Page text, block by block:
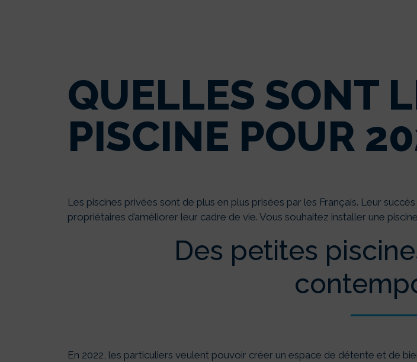
QUELLES SONT
PISCINE POUR
Les piscines privées sont de plus en plus prisées par les Français. Leur
propriétaires d’améliorer leur cadre de vie. Vous souhaitez installer une
Des petites
En 2022, les particuliers veulent pouvoir créer un espace de détente et de